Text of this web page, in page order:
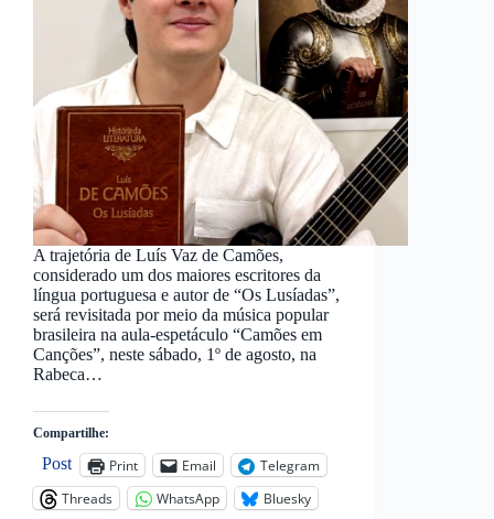
A trajetória de Luís Vaz de Camões,
considerado um dos maiores escritores da
língua portuguesa e autor de “Os Lusíadas”,
será revisitada por meio da música popular
brasileira na aula-espetáculo “Camões em
Canções”, neste sábado, 1º de agosto, na
Rabeca…
Compartilhe:
Post Print Email
Telegram
Threads
WhatsApp
Bluesky